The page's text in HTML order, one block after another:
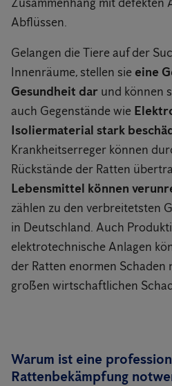
Abflüssen.
Gelangen die Tiere auf der
Innenräume, stellen sie eine
Gesundheit dar und können
auch Gegenstände wie
Isoliermaterial stark
Krankheitserreger können
Rückstände der Ratten
Lebensmittel können
zählen zu den verbreitetsten
in Deutschland. Auch
elektrotechnische Anlagen
der Ratten enormen Schaden
großen wirtschaftlichen
Warum ist eine
Rattenbekämpfung